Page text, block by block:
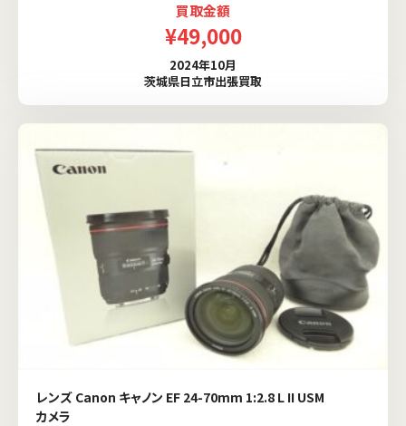
買取金額
¥49,000
2024年10月
茨城県日立市出張買取
レンズ Canon キャノン EF 24-70mm 1:2.8 L II USM
カメラ